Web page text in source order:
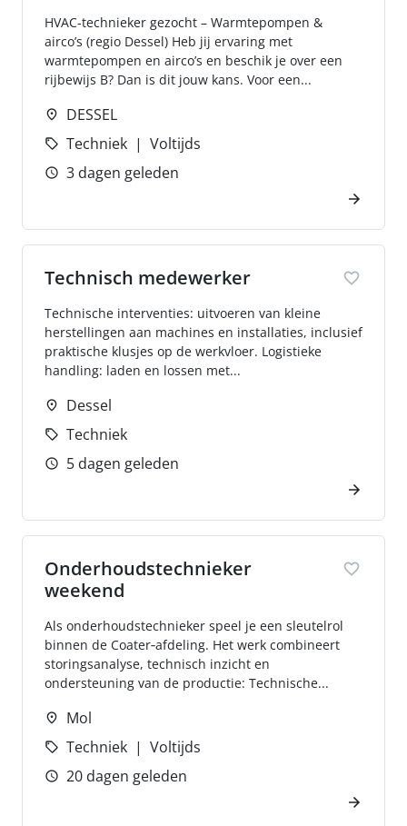
HVAC-technieker gezocht – Warmtepompen &
airco’s (regio Dessel) Heb jij ervaring met
warmtepompen en airco’s en beschik je over een
rijbewijs B? Dan is dit jouw kans. Voor een...
DESSEL
Techniek
Voltijds
3 dagen geleden
Technisch medewerker
Technische interventies: uitvoeren van kleine
herstellingen aan machines en installaties, inclusief
praktische klusjes op de werkvloer. Logistieke
handling: laden en lossen met...
Dessel
Techniek
5 dagen geleden
Onderhoudstechnieker
weekend
Als onderhoudstechnieker speel je een sleutelrol
binnen de Coater‑afdeling. Het werk combineert
storingsanalyse, technisch inzicht en
ondersteuning van de productie: Technische...
Mol
Techniek
Voltijds
20 dagen geleden